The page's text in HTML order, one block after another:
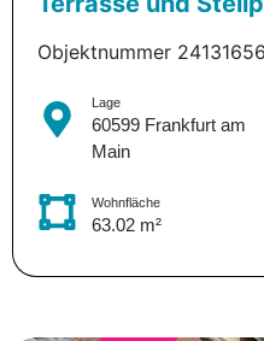
Objektnummer 24131656
Lage
60599 Frankfurt am
Main
Wohnfläche
63.02 m²